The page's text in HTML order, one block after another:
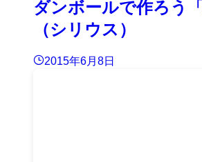
ダンボールで作ろう
（シリウス）
2015年6月8日